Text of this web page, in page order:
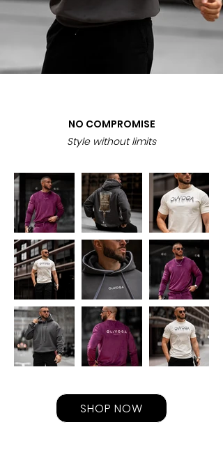
NO COMPROMISE
Style without limits
SHOP NOW